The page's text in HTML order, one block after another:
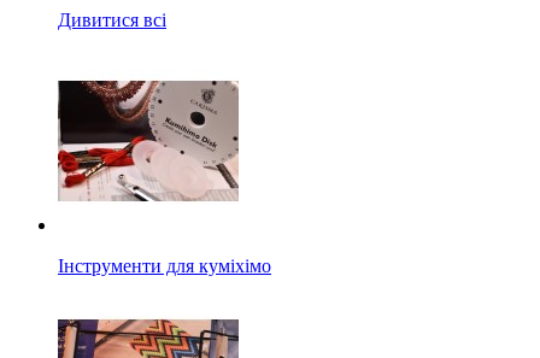
Дивитися всі
Інструменти для куміхімо